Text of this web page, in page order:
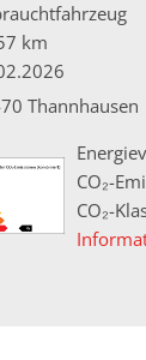
km
Thannhausen
CO₂-
CO₂-